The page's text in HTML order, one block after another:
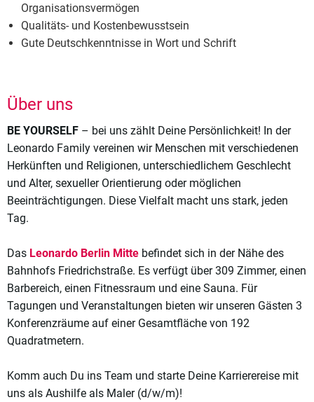
Über uns
BE YOURSELF – bei uns zählt Deine Persönlichkeit! In der
Leonardo Family vereinen wir Menschen mit verschiedenen
Herkünften und Religionen, unterschiedlichem Geschlecht
und Alter, sexueller Orientierung oder möglichen
Beeinträchtigungen. Diese Vielfalt macht uns stark, jeden
Tag.
Das Leonardo Berlin Mitte befindet sich in der Nähe des
Bahnhofs Friedrichstraße. Es verfügt über 309 Zimmer, einen
Barbereich, einen Fitnessraum und eine Sauna. Für
Tagungen und Veranstaltungen bieten wir unseren Gästen 3
Konferenzräume auf einer Gesamtfläche von 192
Quadratmetern.
Komm auch Du ins Team und starte Deine Karrierereise mit
uns als Aushilfe als Maler (d/w/m)!
Organisationsvermögen
Qualitäts- und Kostenbewusstsein
Gute Deutschkenntnisse in Wort und Schrift